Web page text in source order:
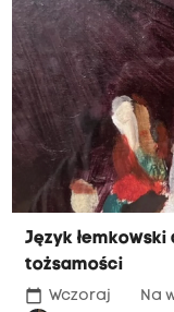
Język
tożsamości
calendar_today Wczoraj
Na